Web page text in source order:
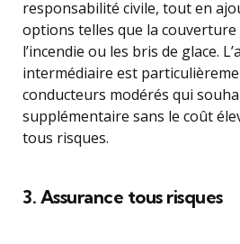
responsabilité civile, tout en
options telles que la couverture
l’incendie ou les bris de glace.
intermédiaire est
conducteurs modérés qui
supplémentaire sans le coût
tous risques.
3. Assurance tous risques